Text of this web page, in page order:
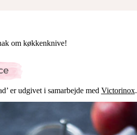
om køkkenknive!
er udgivet i samarbejde med Victorinox.